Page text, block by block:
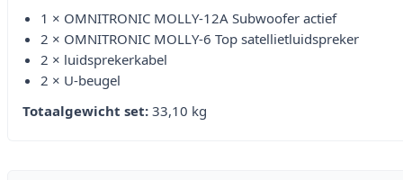
1 × OMNITRONIC MOLLY-12A Subwoofer actief
2 × OMNITRONIC MOLLY-6 Top satellietluidspreker
2 × luidsprekerkabel
2 × U-beugel
Totaalgewicht set: 33,10 kg